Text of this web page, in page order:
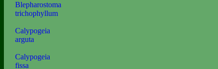
Blepharostoma
trichophyllum
Calypogeia
arguta
Calypogeia
fissa